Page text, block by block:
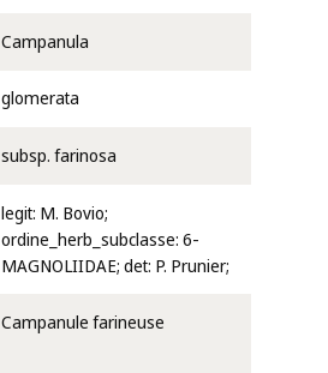
Campanula
glomerata
subsp. farinosa
legit: M. Bovio;
ordine_herb_subclasse: 6-
MAGNOLIIDAE; det: P. Prunier;
Campanule farineuse